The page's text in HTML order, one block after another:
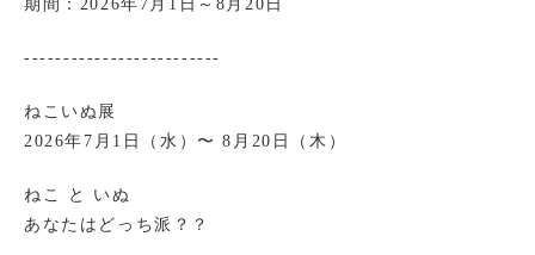
期間：2026年7月1日～8月20日
-------------------------
ねこいぬ展
2026年7月1日（水）〜 8月20日（木）
ねこ と いぬ
あなたはどっち派？？